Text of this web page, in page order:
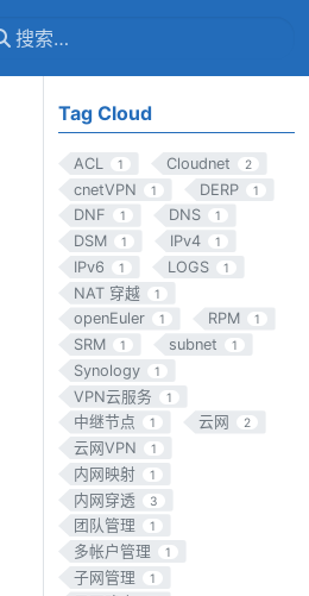
Tag Cloud
ACL 1 Cloudnet 2
cnetVPN 1 DERP 1
DNF 1 DNS 1
DSM 1 IPv4 1
IPv6 1 LOGS 1
NAT 穿越 1
openEuler 1 RPM 1
SRM 1 subnet 1
Synology 1
VPN云服务 1
中继节点 1 云网 2
云网VPN 1
内网映射 1
内网穿透 3
团队管理 1
多帐户管理 1
子网管理 1